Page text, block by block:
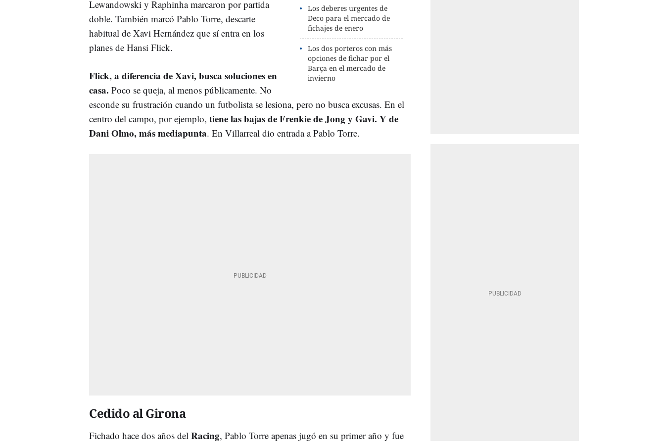
Los deberes urgentes de
Deco para el mercado de
fichajes de enero
Los dos porteros con más
opciones de fichar por el
Barça en el mercado de
invierno
Lewandowski y Raphinha marcaron por partida
doble. También marcó Pablo Torre, descarte
habitual de Xavi Hernández que sí entra en los
planes de Hansi Flick.
Flick, a diferencia de Xavi, busca soluciones en
casa. Poco se queja, al menos públicamente. No
esconde su frustración cuando un futbolista se lesiona, pero no busca excusas. En el
centro del campo, por ejemplo, tiene las bajas de Frenkie de Jong y Gavi. Y de
Dani Olmo, más mediapunta. En Villarreal dio entrada a Pablo Torre.
Cedido al Girona
Fichado hace dos años del Racing, Pablo Torre apenas jugó en su primer año y fue